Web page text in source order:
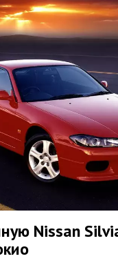
Nissan